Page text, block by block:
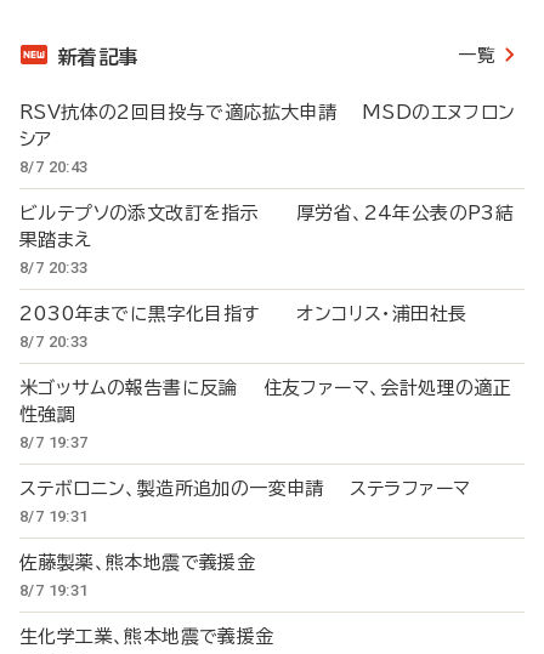
新着記事 一覧
RSV抗体の2回目投与で適応拡大申請 MSDのエヌフロン
シア
8/7 20:43
ビルテプソの添文改訂を指示 厚労省、24年公表のP3結
果踏まえ
8/7 20:33
2030年までに黒字化目指す オンコリス・浦田社長
8/7 20:33
米ゴッサムの報告書に反論 住友ファーマ、会計処理の適正
性強調
8/7 19:37
ステボロニン、製造所追加の一変申請 ステラファーマ
8/7 19:31
佐藤製薬、熊本地震で義援金
8/7 19:31
生化学工業、熊本地震で義援金